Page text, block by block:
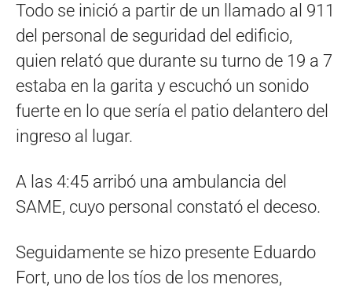
Todo se inició a partir de un llamado al 911
del personal de seguridad del edificio,
quien relató que durante su turno de 19 a 7
estaba en la garita y escuchó un sonido
fuerte en lo que sería el patio delantero del
ingreso al lugar.
A las 4:45 arribó una ambulancia del
SAME, cuyo personal constató el deceso.
Seguidamente se hizo presente Eduardo
Fort, uno de los tíos de los menores,